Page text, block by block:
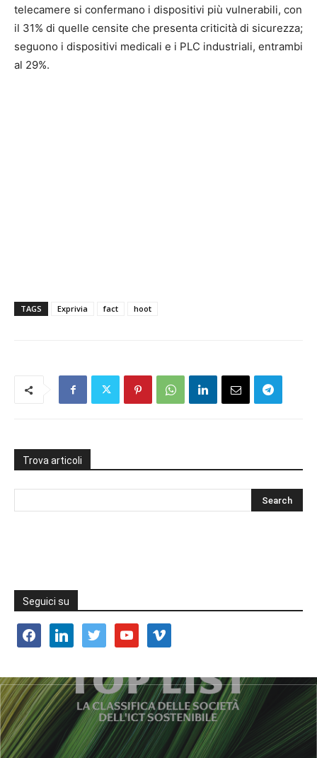
telecamere si confermano i dispositivi più vulnerabili, con
il 31% di quelle censite che presenta criticità di sicurezza;
seguono i dispositivi medicali e i PLC industriali, entrambi
al 29%.
TAGS Exprivia fact hoot
Trova articoli
Seguici su
facebooklinkedin twitter youtube vimeo